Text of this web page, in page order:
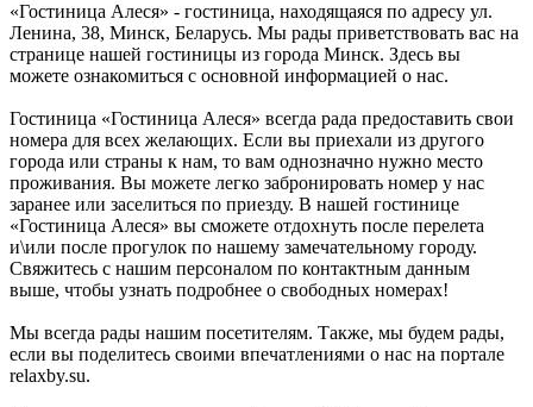
«Гостиница Алеся» - гостиница, находящаяся по адресу ул.
Ленина, 38, Минск, Беларусь. Мы рады приветствовать вас на
странице нашей гостиницы из города Минск. Здесь вы
можете ознакомиться с основной информацией о нас.
Гостиница «Гостиница Алеся» всегда рада предоставить свои
номера для всех желающих. Если вы приехали из другого
города или страны к нам, то вам однозначно нужно место
проживания. Вы можете легко забронировать номер у нас
заранее или заселиться по приезду. В нашей гостинице
«Гостиница Алеся» вы сможете отдохнуть после перелета
и\или после прогулок по нашему замечательному городу.
Свяжитесь с нашим персоналом по контактным данным
выше, чтобы узнать подробнее о свободных номерах!
Мы всегда рады нашим посетителям. Также, мы будем рады,
если вы поделитесь своими впечатлениями о нас на портале
relaxby.su.